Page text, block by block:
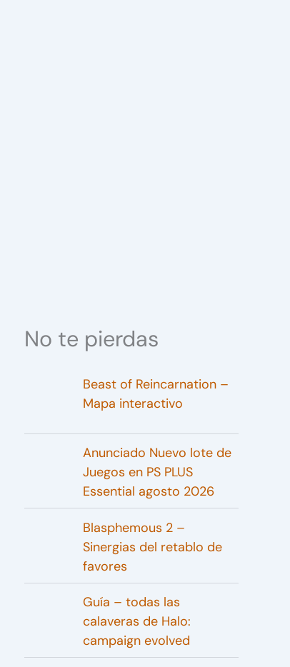
No te pierdas
Beast of Reincarnation –
Mapa interactivo
Anunciado Nuevo lote de
Juegos en PS PLUS
Essential agosto 2026
Blasphemous 2 –
Sinergias del retablo de
favores
Guía – todas las
calaveras de Halo:
campaign evolved